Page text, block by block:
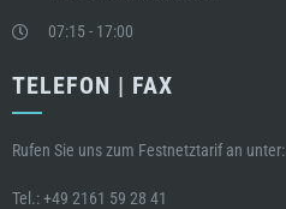
07:15 - 17:00
TELEFON | FAX
Rufen Sie uns zum Festnetztarif an unter:
Tel.:+49 2161 59 28 41